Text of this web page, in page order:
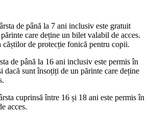
de până la 7 ani inclusiv este gratuit
care deține un bilet valabil de acces.
căștilor de protecție fonică pentru copii.
de până la 16 ani inclusiv este permis în
dacă sunt însoțiți de un părinte care deține
cuprinsă între 16 și 18 ani este permis în
acces.